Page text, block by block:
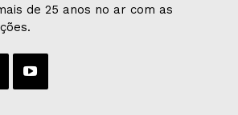
de 25 anos no ar com as